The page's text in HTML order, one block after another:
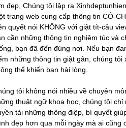
đẹp, Chúng tôi lập ra
trang web cung cấp thông tin CÓ-
quyết nói KHÔNG với giật tít-câu
cần những thông tin nghiêm túc và
bạn đã đến đúng nơi. Nếu bạn
những thông tin giật gân, chúng tôi
thể khiến bạn hài lòng.
tôi không nói nhiều về chuyên
thuật ngữ khoa học, chúng tôi chỉ
tải những thông điệp, bí quyết
đẹp hơn qua mỗi ngày mà ai cũng